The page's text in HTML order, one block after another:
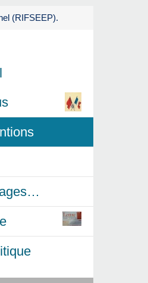
(RIFSEEP).